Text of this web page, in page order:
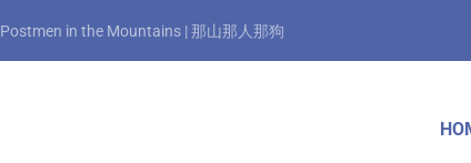
Postmen in the Mountains | 那山那人那狗